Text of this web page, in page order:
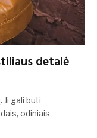
detalė
Ji gali būti
odiniais